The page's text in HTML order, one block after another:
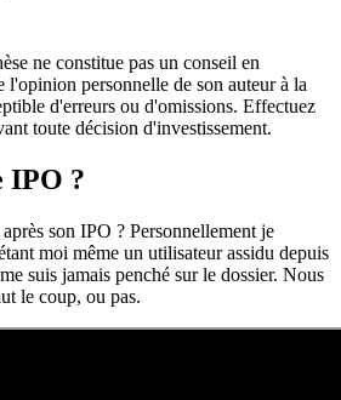
ne constitue pas un conseil en
l'opinion personnelle de son auteur à la
d'erreurs ou d'omissions. Effectuez
toute décision d'investissement.
IPO ?
son IPO ? Personnellement je
moi même un utilisateur assidu depuis
suis jamais penché sur le dossier. Nous
le coup, ou pas.